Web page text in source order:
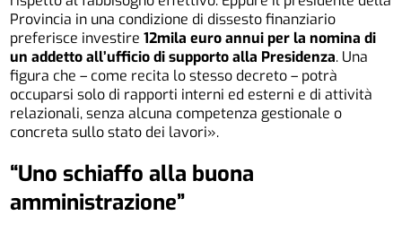
Provincia in una condizione di dissesto finanziario
preferisce investire 12mila euro annui per la nomina di
un addetto all’ufficio di supporto alla Presidenza. Una
figura che – come recita lo stesso decreto – potrà
occuparsi solo di rapporti interni ed esterni e di attività
relazionali, senza alcuna competenza gestionale o
concreta sullo stato dei lavori».
“Uno schiaffo alla buona
amministrazione”